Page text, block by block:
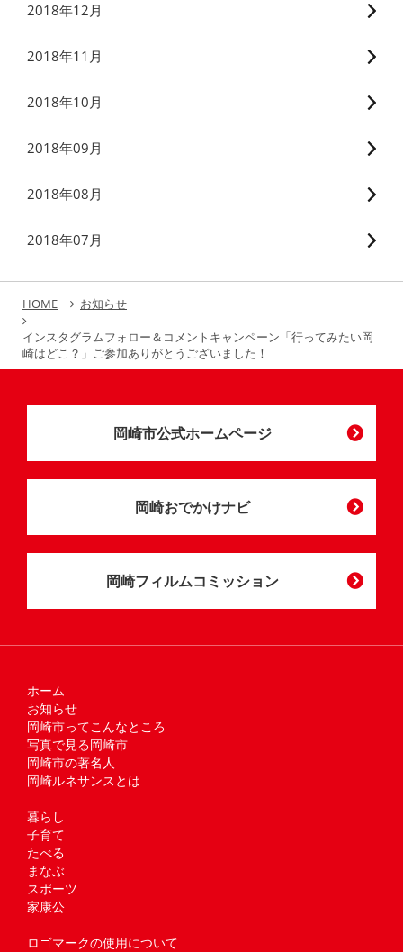
2018年12月
2018年11月
2018年10月
2018年09月
2018年08月
2018年07月
HOME お知らせ
インスタグラムフォロー＆コメントキャンペーン「行ってみたい岡
崎はどこ？」ご参加ありがとうございました！
岡崎市公式ホームページ
岡崎おでかけナビ
岡崎フィルムコミッション
ホーム
お知らせ
岡崎市ってこんなところ
写真で見る岡崎市
岡崎市の著名人
岡崎ルネサンスとは
暮らし
子育て
たべる
まなぶ
スポーツ
家康公
ロゴマークの使用について